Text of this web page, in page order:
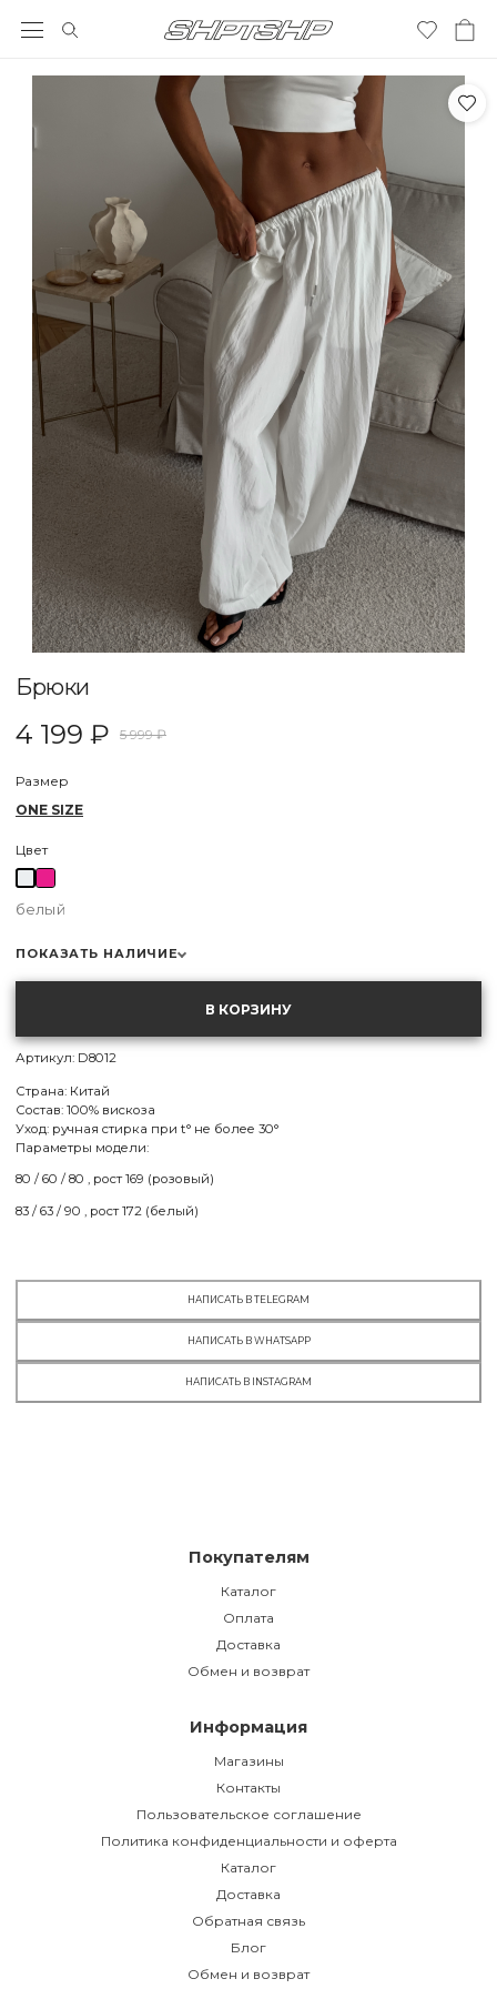
Брюки
4 199 ₽ 5 999 ₽
Размер
ONE SIZE
Цвет
белый
ПОКАЗАТЬ НАЛИЧИЕ
СПБ:есть в наличии
В КОРЗИНУ
Артикул: D8012
Страна: Китай
Состав: 100% вискоза
Уход: ручная стирка при t° не более 30°
Параметры модели:
80 / 60 / 80 , рост 169 (розовый)
83 / 63 / 90 , рост 172 (белый)
НАПИСАТЬ В TELEGRAM
НАПИСАТЬ В WHATSAPP
НАПИСАТЬ В INSTAGRAM
Покупателям
Каталог
Оплата
Доставка
Обмен и возврат
Информация
Магазины
Контакты
Пользовательское соглашение
Политика конфиденциальности и оферта
Каталог
Доставка
Обратная связь
Блог
Обмен и возврат